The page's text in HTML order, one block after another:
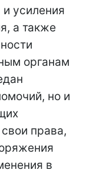
усиления
а также
органам
но и
права,
в